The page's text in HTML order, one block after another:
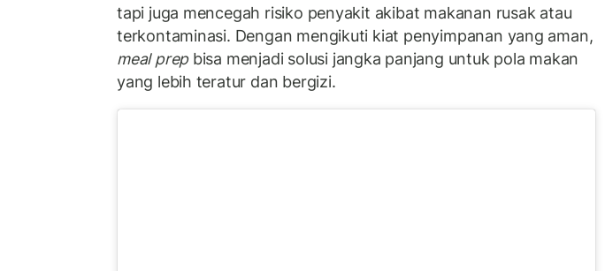
tapi juga mencegah risiko penyakit akibat makanan rusak atau
terkontaminasi. Dengan mengikuti kiat penyimpanan yang aman,
meal prepbisa menjadi solusi jangka panjang untuk pola makan
yang lebih teratur dan bergizi.